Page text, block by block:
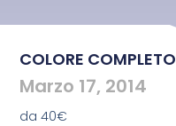
COLORE COMPLETO
Marzo 17, 2014
da 40€